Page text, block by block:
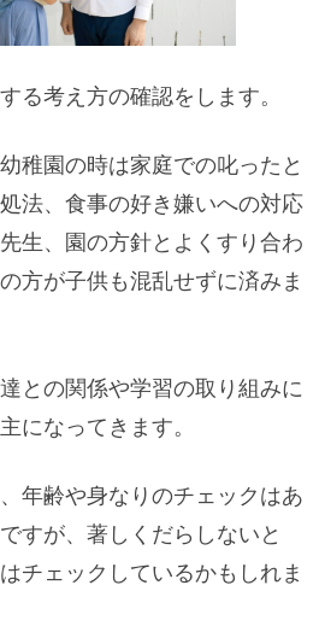
る考え方の確認をします。
稚園の時は家庭での叱ったと
法、食事の好き嫌いへの対応
生、園の方針とよくすり合わ
方が子供も混乱せずに済みま
との関係や学習の取り組みに
になってきます。
年齢や身なりのチェックはあ
すが、著しくだらしないと
チェックしているかもしれま